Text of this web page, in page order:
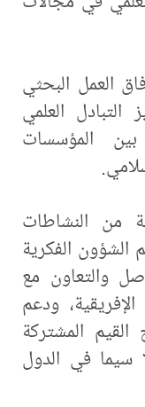
العمل البحثي
العلمي
بين المؤسسات
من النشاطات
الشؤون الفكرية
والتعاون مع
ودعم
القيم المشتركة
سيما في الدول